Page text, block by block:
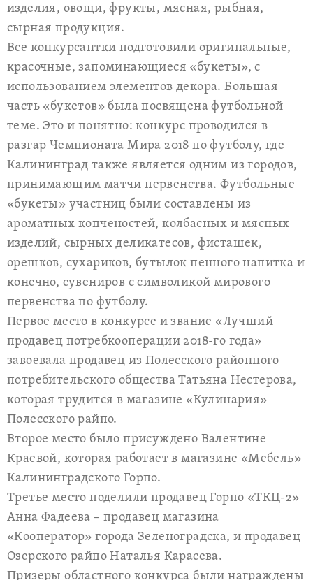
изделия, овощи, фрукты, мясная, рыбная,
сырная продукция.
Все конкурсантки подготовили оригинальные,
красочные, запоминающиеся «букеты», с
использованием элементов декора. Большая
часть «букетов» была посвящена футбольной
теме. Это и понятно: конкурс проводился в
разгар Чемпионата Мира 2018 по футболу, где
Калининград также является одним из городов,
принимающим матчи первенства. Футбольные
«букеты» участниц были составлены из
ароматных копченостей, колбасных и мясных
изделий, сырных деликатесов, фисташек,
орешков, сухариков, бутылок пенного напитка и
конечно, сувениров с символикой мирового
первенства по футболу.
Первое место в конкурсе и звание «Лучший
продавец потребкооперации 2018-го года»
завоевала продавец из Полесского районного
потребительского общества Татьяна Нестерова,
которая трудится в магазине «Кулинария»
Полесского райпо.
Второе место было присуждено Валентине
Краевой, которая работает в магазине «Мебель»
Калининградского Горпо.
Третье место поделили продавец Горпо «ТКЦ-2»
Анна Фадеева – продавец магазина
«Кооператор» города Зеленоградска, и продавец
Озерского райпо Наталья Карасева.
Призеры областного конкурса были награждены